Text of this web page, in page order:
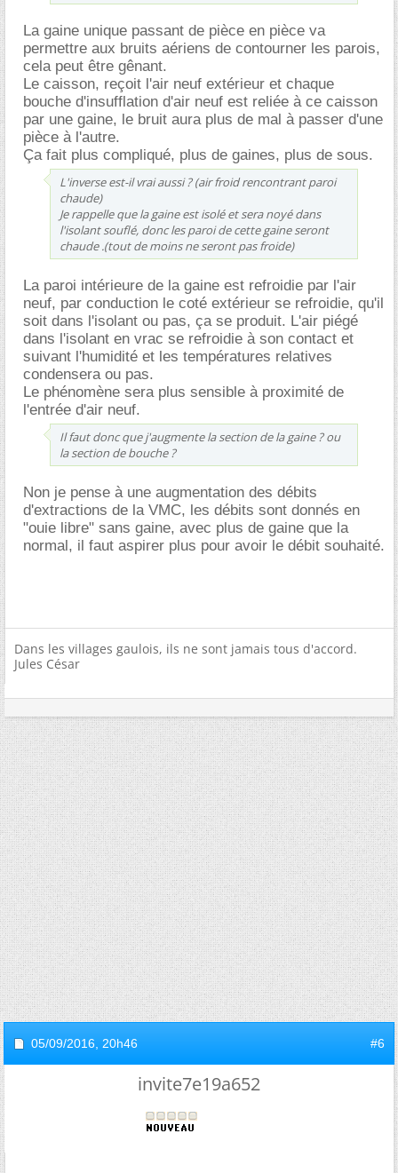
La gaine unique passant de pièce en pièce va
permettre aux bruits aériens de contourner les parois,
cela peut être gênant.
Le caisson, reçoit l'air neuf extérieur et chaque
bouche d'insufflation d'air neuf est reliée à ce caisson
par une gaine, le bruit aura plus de mal à passer d'une
pièce à l'autre.
Ça fait plus compliqué, plus de gaines, plus de sous.
L'inverse est-il vrai aussi ? (air froid rencontrant paroi
chaude)
Je rappelle que la gaine est isolé et sera noyé dans
l'isolant souflé, donc les paroi de cette gaine seront
chaude .(tout de moins ne seront pas froide)
La paroi intérieure de la gaine est refroidie par l'air
neuf, par conduction le coté extérieur se refroidie, qu'il
soit dans l'isolant ou pas, ça se produit. L'air piégé
dans l'isolant en vrac se refroidie à son contact et
suivant l'humidité et les températures relatives
condensera ou pas.
Le phénomène sera plus sensible à proximité de
l'entrée d'air neuf.
Il faut donc que j'augmente la section de la gaine ? ou
la section de bouche ?
Non je pense à une augmentation des débits
d'extractions de la VMC, les débits sont donnés en
"ouie libre" sans gaine, avec plus de gaine que la
normal, il faut aspirer plus pour avoir le débit souhaité.
Dans les villages gaulois, ils ne sont jamais tous d'accord.
Jules César
05/09/2016, 20h46 #6
invite7e19a652